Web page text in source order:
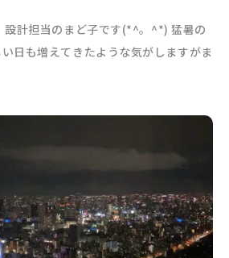
設計担当のまど子です(*^。^*) 猛暑の
日も増えてきたような気がしますがま